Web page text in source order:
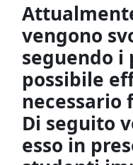
vengono
seguendo i
possibile
necessario
Di seguito
esso in